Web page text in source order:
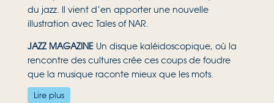
du jazz. Il vient d’en apporter une nouvelle
illustration avec Tales of NAR.
JAZZ MAGAZINE Un disque kaléidoscopique, où la
rencontre des cultures crée ces coups de foudre
que la musique raconte mieux que les mots.
Lire plus